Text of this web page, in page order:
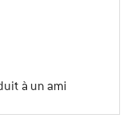
à un ami